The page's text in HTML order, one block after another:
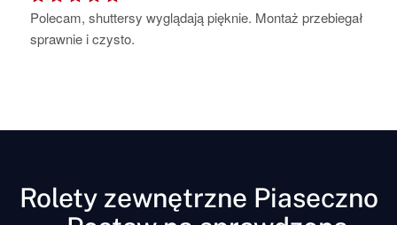
Pełen profesjonalizm , dbałość o każdy nawet
najmniejszy szczegół .Shuttersy są piękne , bardzo
Rolety zewnętrzne Piaseczno